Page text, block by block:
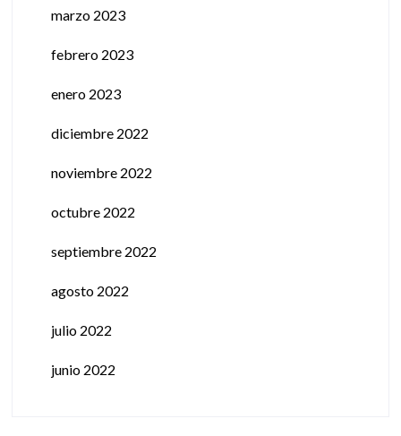
marzo 2023
febrero 2023
enero 2023
diciembre 2022
noviembre 2022
octubre 2022
septiembre 2022
agosto 2022
julio 2022
junio 2022